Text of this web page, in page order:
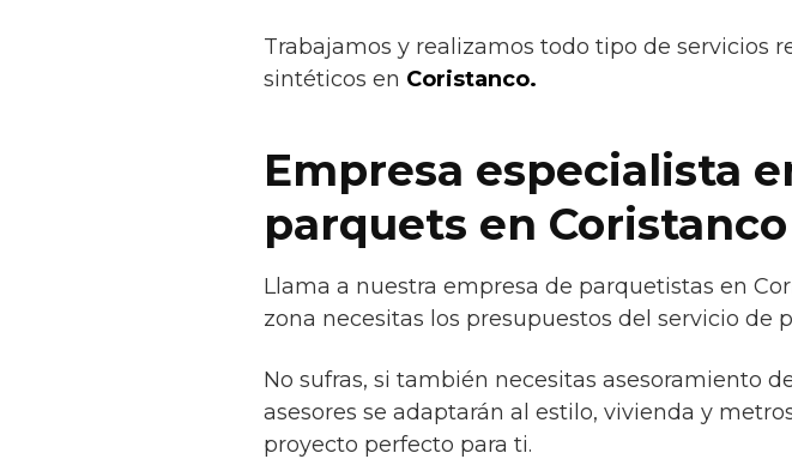
Trabajamos y realizamos todo tipo de servicios
sintéticos en Coristanco.
Empresa especialista
parquets en Coristanco
Llama a nuestra empresa de parquetistas en
zona necesitas los presupuestos del servicio de
No sufras, si también necesitas asesoramiento
asesores se adaptarán al estilo, vivienda y
proyecto perfecto para ti.